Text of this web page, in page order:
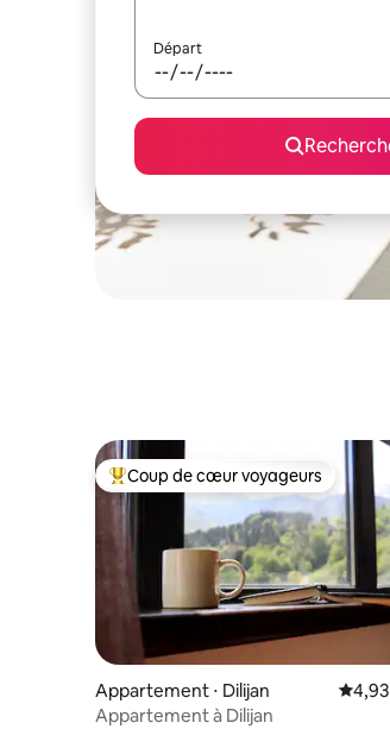
Départ
Coups de cœur voyageurs les plus
Coup de cœur voyageurs
Appartement ⋅ Dilijan
Appartement à Dilijan